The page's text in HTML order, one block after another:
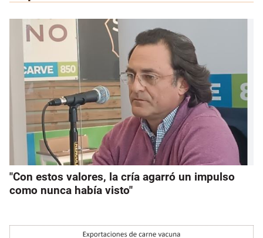
"Con estos valores, la cría agarró un impulso
como nunca había visto"